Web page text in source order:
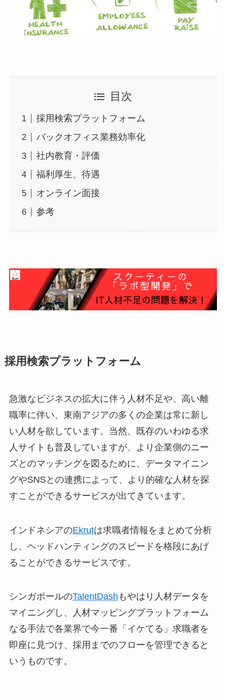
目次
採用検索プラットフォーム
バックオフィス業務効率化
社内教育・評価
福利厚生、待遇
オンライン面接
参考
採用検索プラットフォーム
急激なビジネスの拡大に伴う人材不足や、高い離
職率に伴い、東南アジアの多くの企業は常に新し
い人材を欲しています。当然、既存のいわゆる求
人サイトも普及していますが、より企業側のニー
ズとのマッチングを図るために、データマイニン
グやSNSとの連携によって、より的確な人材を探
すことができるサービスが出てきています。
インドネシアのEkrutは求職者情報をまとめて分析
し、ヘッドハンティングのスピードを格段にあげ
ることができるサービスです。
シンガポールのTalentDash もやはり人材データを
マイニングし、人材マッピングプラットフォーム
なる手法で各業界で今一番「イケてる」求職者を
即座に見つけ、採用までのフローを管理できると
いうものです。